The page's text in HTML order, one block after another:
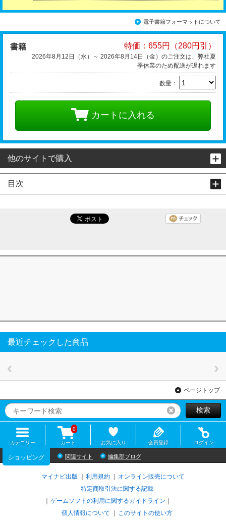
電子書籍フォーマットについて
書籍 特価：655円（280円引）
2026年8月12日（水）～ 2026年8月14日（金）のご注文は、弊社夏
季休業のため配送が遅れます
数量：
カートに入れる
他のサイトで購入
目次
最近チェックした商品
ページトップ
リセット検索
カテゴリー カート
0
お気に入り 会員登録 ログイン
ショッピング 関連サイト 編集部ブログ
マイナビ出版 利用規約
オンライン販売について
特定商取引法に関する記載
ゲームソフトの利用に関するガイドライン
個人情報について
このサイトの使い方